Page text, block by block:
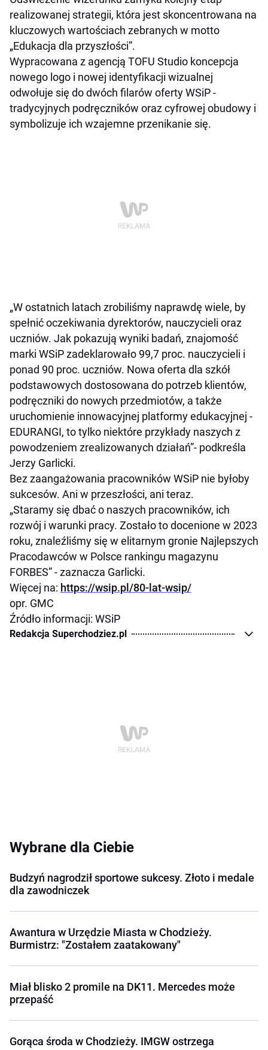
realizowanej strategii, która jest skoncentrowana na
kluczowych wartościach zebranych w motto
„Edukacja dla przyszłości”.
Wypracowana z agencją TOFU Studio koncepcja
nowego logo i nowej identyfikacji wizualnej
odwołuje się do dwóch filarów oferty WSiP -
tradycyjnych podręczników oraz cyfrowej obudowy i
symbolizuje ich wzajemne przenikanie się.
„W ostatnich latach zrobiliśmy naprawdę wiele, by
spełnić oczekiwania dyrektorów, nauczycieli oraz
uczniów. Jak pokazują wyniki badań, znajomość
marki WSiP zadeklarowało 99,7 proc. nauczycieli i
ponad 90 proc. uczniów. Nowa oferta dla szkół
podstawowych dostosowana do potrzeb klientów,
podręczniki do nowych przedmiotów, a także
uruchomienie innowacyjnej platformy edukacyjnej -
EDURANGI, to tylko niektóre przykłady naszych z
powodzeniem zrealizowanych działań”- podkreśla
Jerzy Garlicki.
Bez zaangażowania pracowników WSiP nie byłoby
sukcesów. Ani w przeszłości, ani teraz.
„Staramy się dbać o naszych pracowników, ich
rozwój i warunki pracy. Zostało to docenione w 2023
roku, znaleźliśmy się w elitarnym gronie Najlepszych
Pracodawców w Polsce rankingu magazynu
FORBES” - zaznacza Garlicki.
Więcej na: https://wsip.pl/80-lat-wsip/
opr. GMC
Źródło informacji: WSiP
Redakcja Superchodziez.pl
Wybrane dla Ciebie
Budzyń nagrodził sportowe sukcesy. Złoto i medale
dla zawodniczek
Awantura w Urzędzie Miasta w Chodzieży.
Burmistrz: "Zostałem zaatakowany"
Miał blisko 2 promile na DK11. Mercedes może
przepaść
Gorąca środa w Chodzieży. IMGW ostrzega